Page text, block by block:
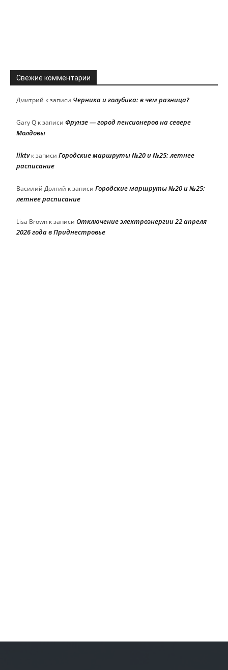
Свежие комментарии
Дмитрий к записи Черника и голубика: в чем разница?
Gary Q к записи Фрунзе — город пенсионеров на севере
Молдовы
liktvк записи Городские маршруты №20 и №25: летнее
расписание
Василий Долгий к записи Городские маршруты №20 и №25:
летнее расписание
Lisa Brown к записи Отключение электроэнергии 22 апреля
2026 года в Приднестровье